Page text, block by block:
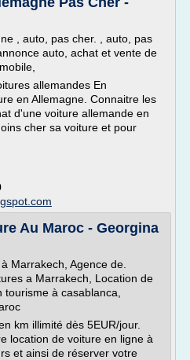
, auto, pas cher. , auto, pas
auto, achat et vente de
allemandes En
en Allemagne. Connaitre les
d'une voiture allemande en
cher sa voiture et pour
Au Maroc - Georgina
Marrakech, Agence de.
a Marrakech, Location de
à casablanca,
km illimité dès 5EUR/jour.
location de voiture en ligne à
et ainsi de réserver votre